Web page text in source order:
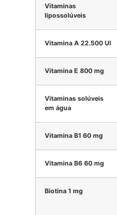
Vitaminas
lipossolúveis
Vitamina A 22.500 UI
Vitamina E 800 mg
Vitaminas solúveis
em água
Vitamina B1 60 mg
Vitamina B6 60 mg
Biotina 1 mg